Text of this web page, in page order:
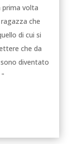
prima volta
che
di cui si
che da
diventato